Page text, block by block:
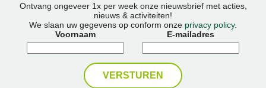
Ontvang ongeveer 1x per week onze nieuwsbrief met acties,
nieuws & activiteiten!
We slaan uw gegevens op conform onze privacy policy.
Voornaam
E-mailadres